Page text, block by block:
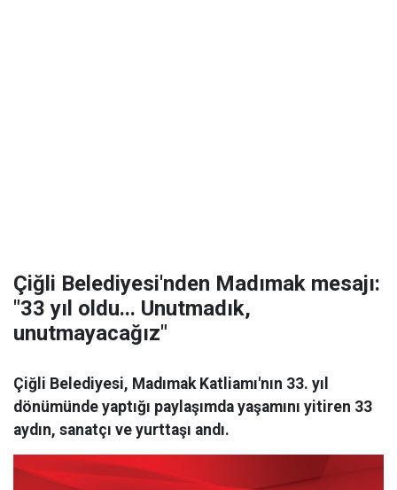
Çiğli Belediyesi'nden Madımak mesajı:
"33 yıl oldu... Unutmadık,
unutmayacağız"
Çiğli Belediyesi, Madımak Katliamı'nın 33. yıl
dönümünde yaptığı paylaşımda yaşamını yitiren 33
aydın, sanatçı ve yurttaşı andı.